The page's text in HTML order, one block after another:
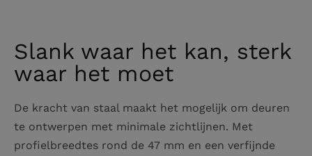
Slank waar het kan, sterk
waar het moet
De kracht van staal maakt het mogelijk om deuren
te ontwerpen met minimale zichtlijnen. Met
profielbreedtes rond de 47 mm en een verfijnde